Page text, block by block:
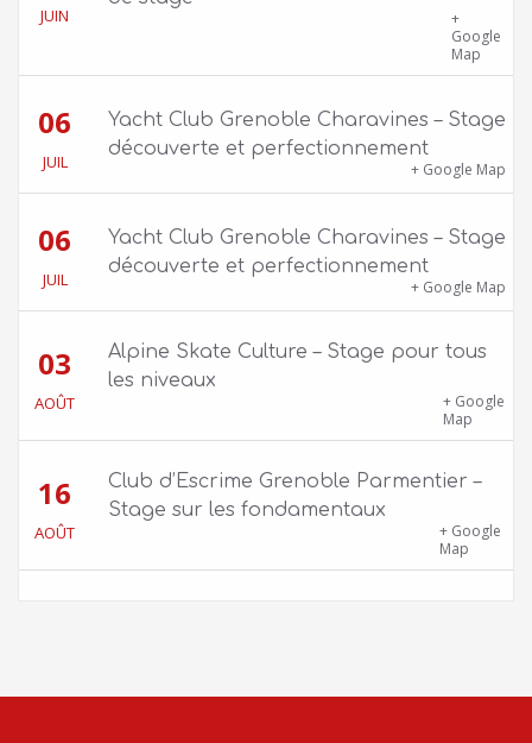
JUIN
+
Google
Map
06
JUIL
Yacht Club Grenoble Charavines – Stage
découverte et perfectionnement
+ Google Map
06
JUIL
Yacht Club Grenoble Charavines – Stage
découverte et perfectionnement
+ Google Map
03
AOÛT
Alpine Skate Culture – Stage pour tous
les niveaux
+ Google
Map
16
AOÛT
Club d’Escrime Grenoble Parmentier –
Stage sur les fondamentaux
+ Google
Map